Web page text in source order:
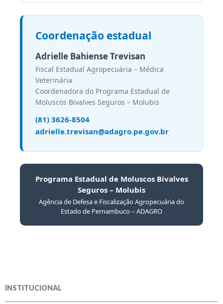
Coordenação estadual
Adrielle Bahiense Trevisan
Fiscal Estadual Agropecuária – Médica
Veterinária
Coordenadora do Programa Estadual de
Moluscos Bivalves Seguros – Molubis
(81) 3626-8504
adrielle.trevisan@adagro.pe.gov.br
Programa Estadual de Moluscos Bivalves
Seguros – Molubis
Agência de Defesa e Fiscalização Agropecuária do
Estado de Pernambuco – ADAGRO
INSTITUCIONAL